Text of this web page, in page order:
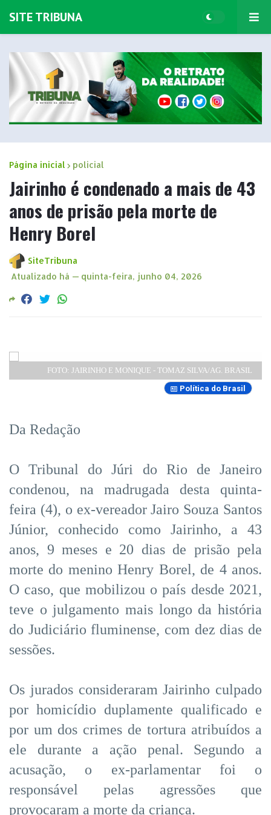
SITE TRIBUNA
Página inicial policial
Jairinho é condenado a mais de 43
anos de prisão pela morte de
Henry Borel
SiteTribuna
Atualizado há — quinta-feira, junho 04, 2026
FOTO: JAIRINHO E MONIQUE - TOMAZ SILVA/AG. BRASIL
Política do Brasil
Da Redação
O Tribunal do Júri do Rio de Janeiro
condenou, na madrugada desta quinta-
feira (4), o ex-vereador Jairo Souza Santos
Júnior, conhecido como Jairinho, a 43
anos, 9 meses e 20 dias de prisão pela
morte do menino Henry Borel, de 4 anos.
O caso, que mobilizou o país desde 2021,
teve o julgamento mais longo da história
do Judiciário fluminense, com dez dias de
sessões.
Os jurados consideraram Jairinho culpado
por homicídio duplamente qualificado e
por um dos crimes de tortura atribuídos a
ele durante a ação penal. Segundo a
acusação, o ex-parlamentar foi o
responsável pelas agressões que
provocaram a morte da criança.